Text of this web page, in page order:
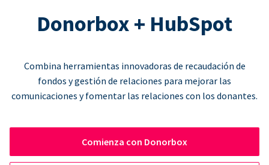
Donorbox + HubSpot
Combina herramientas innovadoras de recaudación de
fondos y gestión de relaciones para mejorar las
comunicaciones y fomentar las relaciones con los donantes.
Comienza con Donorbox